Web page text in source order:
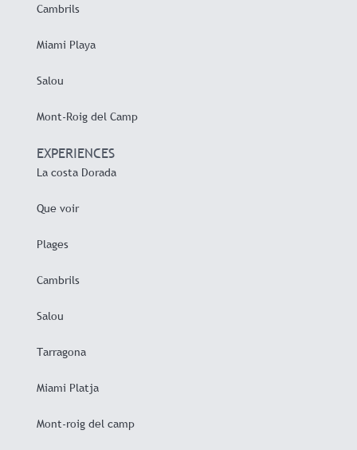
Cambrils
Miami Playa
Salou
Mont-Roig del Camp
EXPERIENCES
La costa Dorada
Que voir
Plages
Cambrils
Salou
Tarragona
Miami Platja
Mont-roig del camp